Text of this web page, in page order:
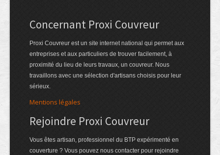
Concernant Proxi Couvreur
Proxi Couvreur est un site internet national qui permet aux
entreprises et aux particuliers de trouver facilement, à
proximité du lieu de leurs travaux, un couvreur. Nous
travaillons avec une sélection d'artisans choisis pour leur
sérieux.
Mentions légales
Rejoindre Proxi Couvreur
Vous êtes artisan, professionnel du BTP expérimenté en
couverture ? Vous pouvez nous contacter pour rejoindre